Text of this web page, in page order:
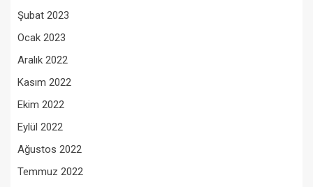
Şubat 2023
Ocak 2023
Aralık 2022
Kasım 2022
Ekim 2022
Eylül 2022
Ağustos 2022
Temmuz 2022